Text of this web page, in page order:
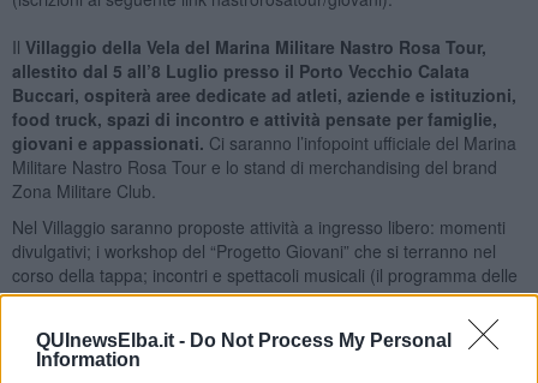
QUInewsElba.it - Do Not Process My Personal
Information
Il Villaggio della Vela del Marina Militare Nastro Rosa Tour,
allestito dal 5 all’8 Luglio presso il Porto Vecchio Calata
Buccari, ospiterà aree dedicate ad atleti, aziende e istituzioni,
food truck, spazi di incontro e attività pensate per famiglie,
giovani e appassionati. Ci saranno l’infopoint ufficiale del Marina
Militare Nastro Rosa Tour e lo stand di merchandising del brand
Zona Militare Club.
Nel Villaggio saranno proposte attività a ingresso libero: momenti
divulgativi; i workshop del “Progetto Giovani” che si terranno nel
corso della tappa; incontri e spettacoli musicali (il programma delle
attività è disponibile alla fine del comunicato e sul sito
Il Marina Militare Nastro Rosa Tour si conferma, insieme al progetto